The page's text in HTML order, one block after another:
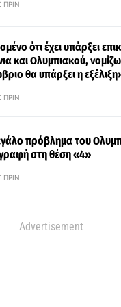
ΠΡΙΝ
ότι έχει υπάρξει
και Ολυμπιακού,
θα υπάρξει η
ΠΡΙΝ
πρόβλημα του
στη θέση «4»
ΠΡΙΝ
Advertisement